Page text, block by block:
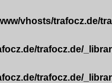
vhosts/trafocz.de/
trafocz.de/
trafocz.de/